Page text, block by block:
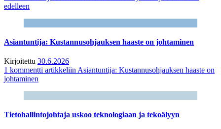
edelleen
Asiantuntija: Kustannusohjauksen haaste on johtaminen
Kirjoitettu 30.6.2026
1 kommentti artikkeliin Asiantuntija: Kustannusohjauksen haaste on
johtaminen
Tietohallintojohtaja uskoo teknologiaan ja tekoälyyn